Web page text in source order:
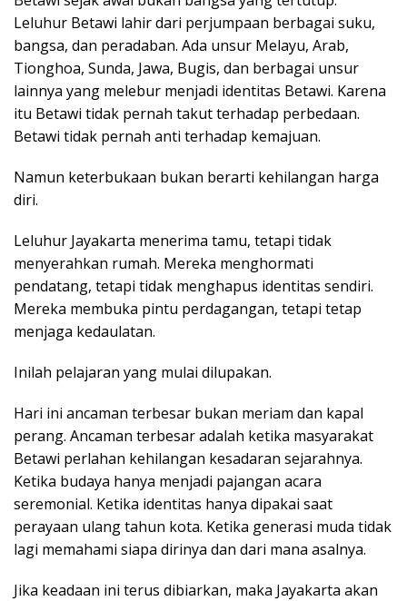
Leluhur Betawi lahir dari perjumpaan berbagai suku,
bangsa, dan peradaban. Ada unsur Melayu, Arab,
Tionghoa, Sunda, Jawa, Bugis, dan berbagai unsur
lainnya yang melebur menjadi identitas Betawi. Karena
itu Betawi tidak pernah takut terhadap perbedaan.
Betawi tidak pernah anti terhadap kemajuan.
Namun keterbukaan bukan berarti kehilangan harga
diri.
Leluhur Jayakarta menerima tamu, tetapi tidak
menyerahkan rumah. Mereka menghormati
pendatang, tetapi tidak menghapus identitas sendiri.
Mereka membuka pintu perdagangan, tetapi tetap
menjaga kedaulatan.
Inilah pelajaran yang mulai dilupakan.
Hari ini ancaman terbesar bukan meriam dan kapal
perang. Ancaman terbesar adalah ketika masyarakat
Betawi perlahan kehilangan kesadaran sejarahnya.
Ketika budaya hanya menjadi pajangan acara
seremonial. Ketika identitas hanya dipakai saat
perayaan ulang tahun kota. Ketika generasi muda tidak
lagi memahami siapa dirinya dan dari mana asalnya.
Jika keadaan ini terus dibiarkan, maka Jayakarta akan